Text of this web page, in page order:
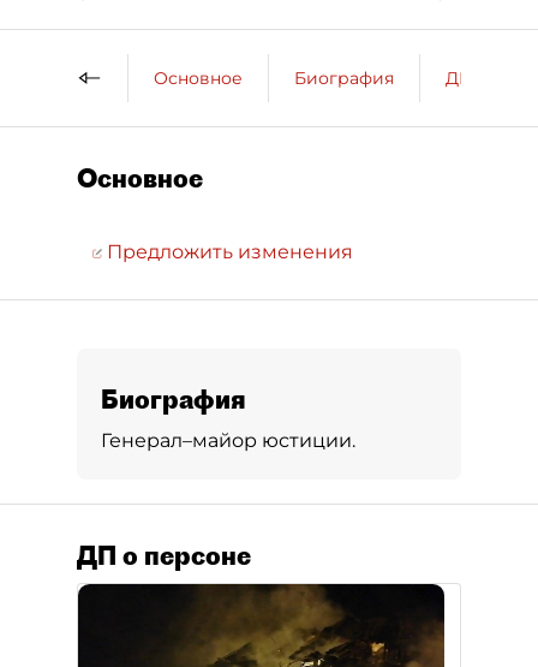
Основное Биография ДП о
Основное
Предложить изменения
Биография
Генерал–майор юстиции.
ДП о персоне